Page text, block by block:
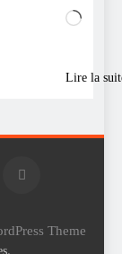
Lire la
Theme
.